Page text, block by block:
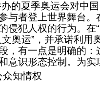
的夏季奥运会对
与者登上世界舞台
侵犯人权的行为。
奥运”，并承诺利
，有一点是明确的
意识形态控制。为实
众知情权